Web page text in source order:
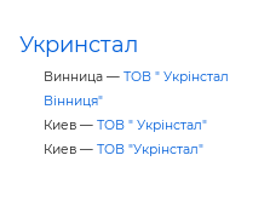
Укринстал
Винница — ТОВ " Укрінстал
Вінниця"
Киев — ТОВ " Укрінстал"
Киев — ТОВ "Укрінстал"